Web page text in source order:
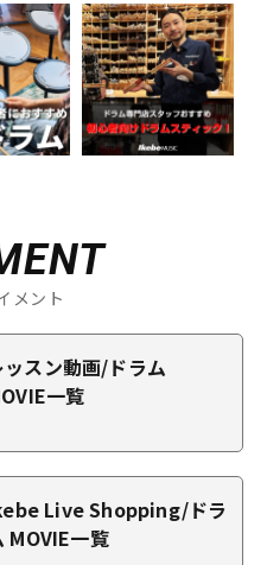
メント
ッスン動画/ドラム
一覧
Live Shopping/ドラ
MOVIE一覧